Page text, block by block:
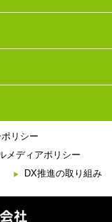
リシー
メディアポリシー
DX推進の取り組み